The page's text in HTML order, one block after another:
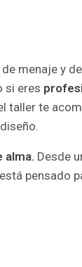
menaje y
si eres
taller te
alma. Desde
pensado